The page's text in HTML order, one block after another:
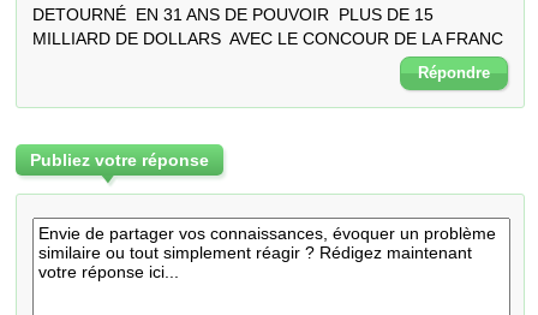
DETOURNÉ  EN 31 ANS DE POUVOIR  PLUS DE 15
MILLIARD DE DOLLARS  AVEC LE CONCOUR DE LA FRANC
Répondre
Publiez votre réponse